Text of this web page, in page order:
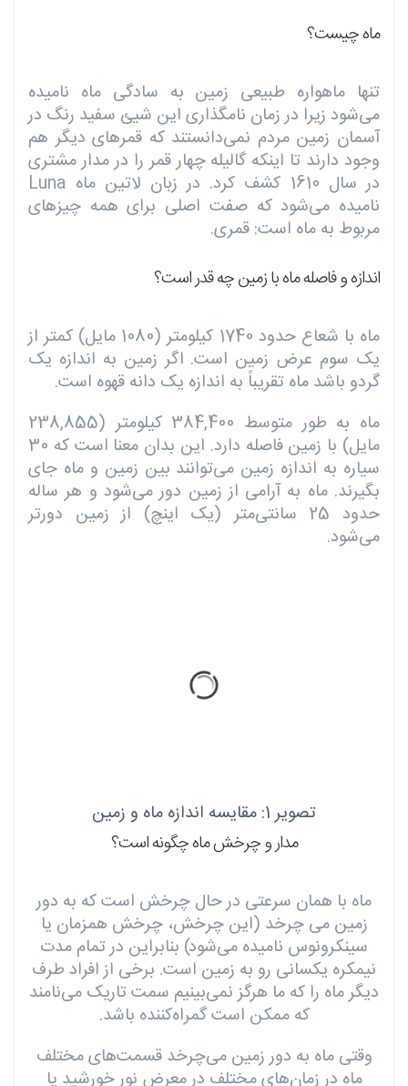
ماه چیست؟
تنها ماهواره طبیعی زمین به سادگی ماه نامیده
می‌شود زیرا در زمان نامگذاری این شیئ سفید رنگ در
آسمان زمین مردم نمی‌دانستند که قمرهای دیگر هم
وجود دارند تا اینکه گالیله چهار قمر را در مدار مشتری
در سال 1610 کشف کرد. در زبان لاتین ماه Luna
نامیده می‌شود که صفت اصلی برای همه چیزهای
مربوط به ماه است: قمری.
اندازه و فاصله ماه با زمین چه قدر است؟
ماه با شعاع حدود 1740 کیلومتر (1080 مایل) کمتر از
یک سوم عرض زمین است. اگر زمین به اندازه یک
گردو باشد ماه تقریباً به اندازه یک دانه قهوه است.
ماه به طور متوسط 384,400 کیلومتر (​​238,855
مایل) با زمین فاصله دارد. این بدان معنا است که 30
سیاره به اندازه زمین می‌توانند بین زمین و ماه جای
بگیرند. ماه به آرامی از زمین دور می‌شود و هر ساله
حدود 25 سانتی‌متر (یک اینچ) از زمین دورتر
می‌شود.
تصویر 1: مقایسه اندازه ماه و زمین
مدار و چرخش ماه چگونه است؟
ماه با همان سرعتی در حال چرخش است که به دور
زمین می چرخد ​​(این چرخش، چرخش همزمان یا
سینکرونوس نامیده می‌شود) بنابراین در تمام مدت
نیمکره یکسانی رو به زمین است. برخی از افراد طرف
دیگر ماه را که ما هرگز نمی‌بینیم سمت تاریک می‌نامند
که ممکن است گمراه‌کننده باشد.
وقتی ماه به دور زمین می‌چرخد قسمت‌های مختلف
ماه در زمان‌های مختلف در معرض نور خورشید یا